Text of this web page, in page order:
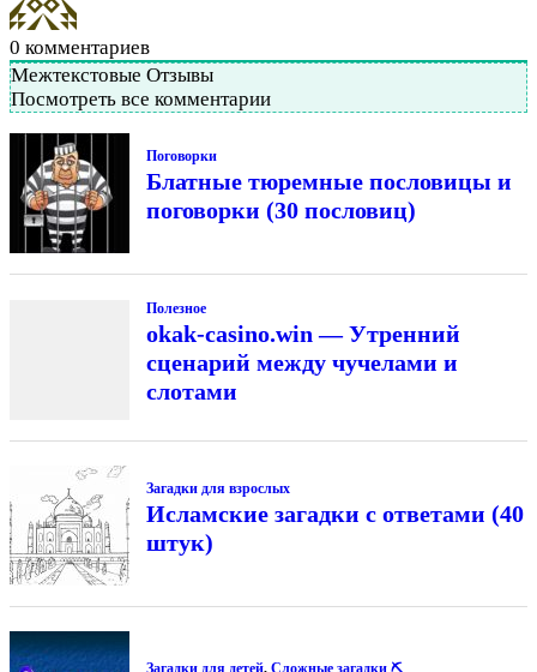
0 комментариев
Межтекстовые Отзывы
Посмотреть все комментарии
Поговорки
Блатные тюремные пословицы и
поговорки (30 пословиц)
Полезное
okak-casino.win — Утренний
сценарий между чучелами и
слотами
Загадки для взрослых
Исламские загадки с ответами (40
штук)